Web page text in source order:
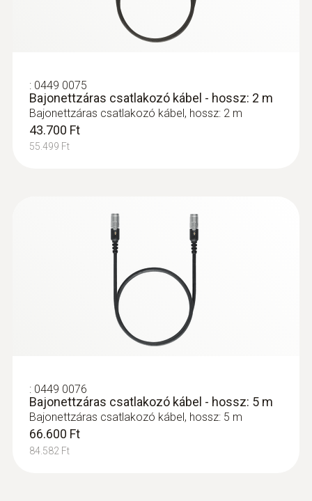
:0600 8898
Hőelem ipari füstgázszondához -
Hőelem füstgáz hőmérsékletének
méréséhez
Prandtl-csövek
: 0449 0075
Bajonettzáras csatlakozó kábel - hossz: 2 m
Bajonettzáras csatlakozó kábel, hossz: 2 m
43.700 Ft
55.499 Ft
: 0449 0076
Bajonettzáras csatlakozó kábel - hossz: 5 m
Bajonettzáras csatlakozó kábel, hossz: 5 m
66.600 Ft
84.582 Ft